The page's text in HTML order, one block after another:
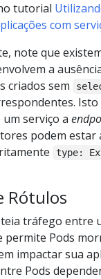
tutorial
com
note que
a
criados sem
serviço a
podem estar
type:
Rótulos
tráfego entre
permite Pods
impactar sua
Pods